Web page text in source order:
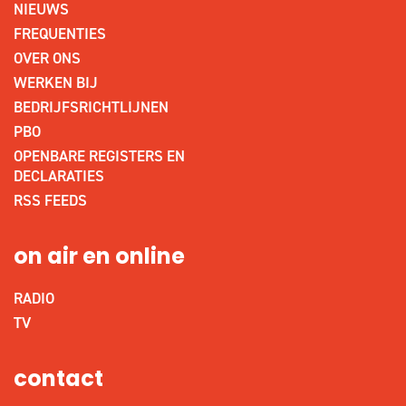
NIEUWS
FREQUENTIES
OVER ONS
WERKEN BIJ
BEDRIJFSRICHTLIJNEN
PBO
OPENBARE REGISTERS EN
DECLARATIES
RSS FEEDS
on air en online
RADIO
TV
contact